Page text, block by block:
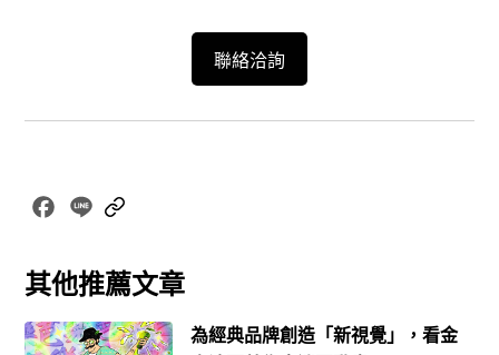
聯絡洽詢
Facebook
Line
Copy
其他推薦文章
為經典品牌創造「新視覺」，看金